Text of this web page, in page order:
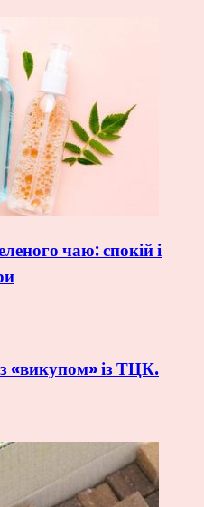
чаю: спокій і
«викупом» із ТЦК.